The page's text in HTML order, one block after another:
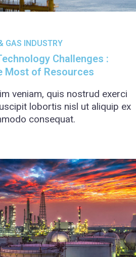
GAS INDUSTRY
Challenges :
Most of Resources
veniam, quis nostrud exerci
lobortis nisl ut aliquip ex
consequat.